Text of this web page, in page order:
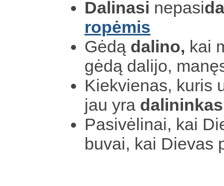
Dalinasi nepasi
ropėmis
Gėdą dalino, kai
gėdą dalijo,
Kiekvienas, kuris
jau yra dalininkas
Pasivėlinai, kai
buvai, kai Dievas